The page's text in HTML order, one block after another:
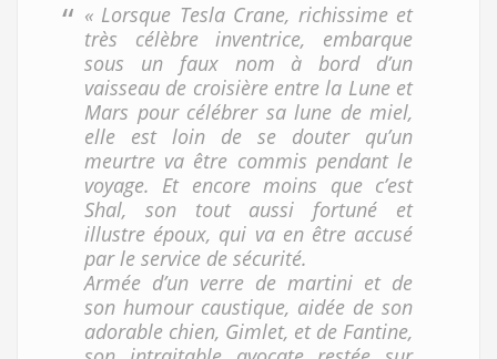
« Lorsque Tesla Crane, richissime et
très célèbre inventrice, embarque
sous un faux nom à bord d’un
vaisseau de croisière entre la Lune et
Mars pour célébrer sa lune de miel,
elle est loin de se douter qu’un
meurtre va être commis pendant le
voyage. Et encore moins que c’est
Shal, son tout aussi fortuné et
illustre époux, qui va en être accusé
par le service de sécurité.
Armée d’un verre de martini et de
son humour caustique, aidée de son
adorable chien, Gimlet, et de Fantine,